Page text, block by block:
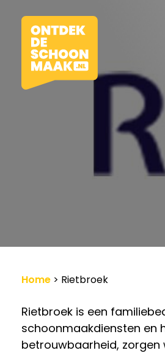
Home > Rietbroek
Rietbroek is een
schoonmaakdiensten en
betrouwbaarheid, zorgen
Opleidingen
Werkgevers
Vacature-alert